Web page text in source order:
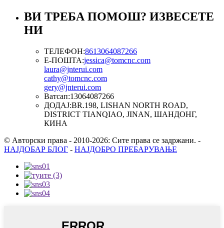
ВИ ТРЕБА ПОМОШ? ИЗВЕСЕТЕ
НИ
ТЕЛЕФОН:8613064087266
Е-ПОШТА:jessica@tomcnc.com
laura@jnterui.com
cathy@tomcnc.com
gery@jnterui.com
Ватсап:13064087266
ДОДАЈ:BR.198, LISHAN NORTH ROAD,
DISTRICT TIANQIAO, JINAN, ШАНДОНГ,
КИНА
© Авторски права - 2010-2026: Сите права се задржани. -
НАЈДОБАР БЛОГ - НАЈДОБРО ПРЕБАРУВАЊЕ